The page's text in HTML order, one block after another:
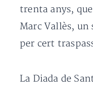
trenta anys,
Marc Vallès, un
per cert
La Diada de